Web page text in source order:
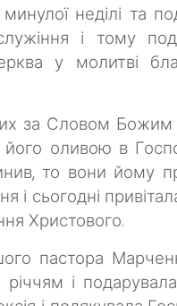
неділі та
і тому
у молитві
за Словом Божим
оливою в
то вони йому
сьогодні
Христового.
пастора
і